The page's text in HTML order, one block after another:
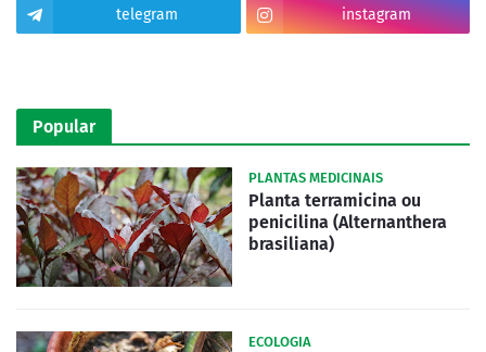
telegram instagram
Popular
PLANTAS MEDICINAIS
Planta terramicina ou
penicilina (Alternanthera
brasiliana)
ECOLOGIA